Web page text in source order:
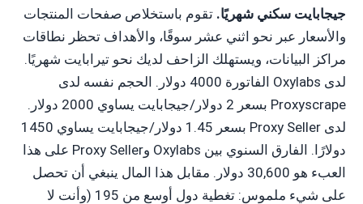
جيجابايت سكني شهريًا. تقوم باستخلاص صفحات المنتجات
والأسعار عبر نحو اثني عشر سوقًا، والأهداف تحظر نطاقات
مراكز البيانات، ويستهلك الزاحف لديك نحو تيرابايت شهريًا.
لدى Oxylabs الفاتورة 4000 دولار. الحجم نفسه لدى
Proxyscrape بسعر 2 دولار/جيجابايت يساوي 2000 دولار.
لدى Proxy Seller بسعر 1.45 دولار/جيجابايت يساوي 1450
دولارًا. الفارق السنوي بين Oxylabs وProxy Seller على هذا
العبء هو 30,600 دولار. مقابل هذا المال ينبغي أن تحصل
على شيء ملموس: تغطية دول أوسع من 195 (وأنت لا